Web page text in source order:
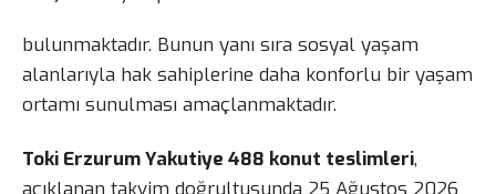
bulunmaktadır. Bunun yanı sıra sosyal yaşam
alanlarıyla hak sahiplerine daha konforlu bir yaşam
ortamı sunulması amaçlanmaktadır.
Toki Erzurum Yakutiye 488 konut teslimleri,
açıklanan takvim doğrultusunda 25 Ağustos 2026